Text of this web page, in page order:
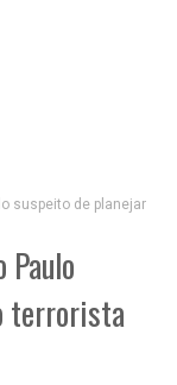
suspeito de planejar
Paulo
terrorista